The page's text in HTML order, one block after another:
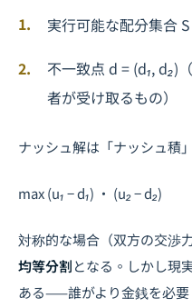
実行可能な配分集合 S
不一致点 d = (d₁,d₂)
者が受け取るもの）
ナッシュ解は「ナッシュ積
max (u₁−d₁) · (u₂−d₂)
対称的な場合（双方の交渉
均等分割となる。しかし現
ある——誰がより金銭を必